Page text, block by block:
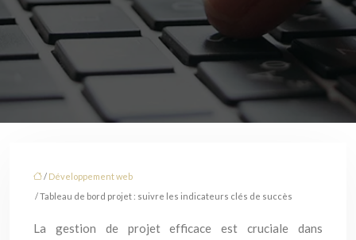
/ Développement web
/ Tableau de bord projet : suivre les indicateurs clés de succès
La gestion de projet efficace est cruciale dans